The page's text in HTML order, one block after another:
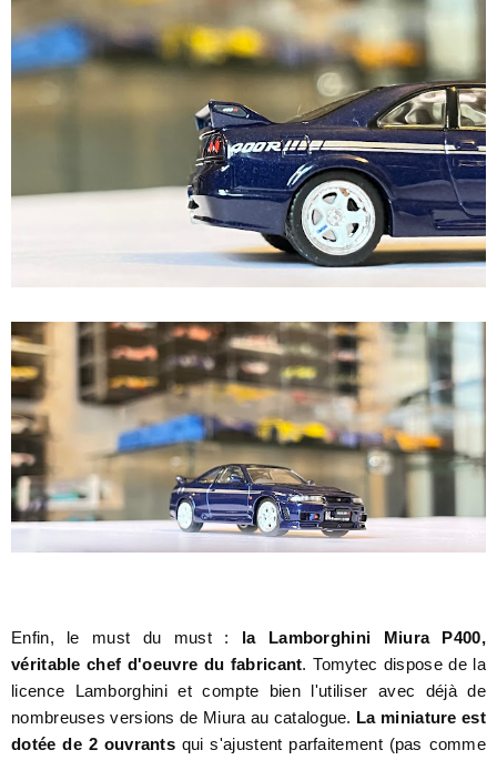
Enfin, le must du must : la Lamborghini Miura P400,
véritable chef d'oeuvre du fabricant. Tomytec dispose de la
licence Lamborghini et compte bien l'utiliser avec déjà de
nombreuses versions de Miura au catalogue. La miniature est
dotée de 2 ouvrants qui s'ajustent parfaitement (pas comme